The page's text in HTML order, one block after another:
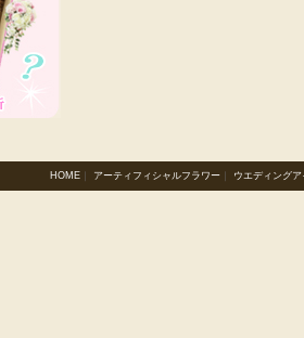
HOME｜ アーティフィシャルフラワー｜ ウエディングア